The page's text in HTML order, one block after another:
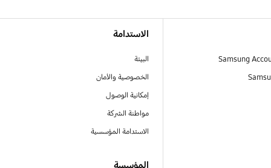
الاستدامة
البيئة
الخصوصية والأمان
إمكانية الوصول
مواطنة الشركة
الاستدامة المؤسسية
المؤسسة